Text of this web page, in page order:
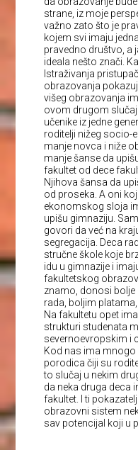
strane, iz moje
važno zato što je
kojem svi imaju
pravedno društvo, a
ideala nešto znači.
Istraživanja
obrazovanja
višeg obrazovanja
ovom drugom
učenike iz jedne
roditelji nižeg socio-
manje novca i niže
manje šanse da
fakultet od dece
Njihova šansa da
od proseka. A oni
ekonomskog sloja
upišu gimnaziju.
govori da već na
segregacija. Deca
stručne škole koje
idu u gimnazije i
fakultetskog
znamo, donosi
rada, boljim
Na fakultetu opet
strukturi studenata
severnoevropskim i
Kod nas ima mnogo
porodica čiji su
to slučaj u nekim
da neka druga deca
fakultet. I ti
obrazovni sistem
sav potencijal koji u